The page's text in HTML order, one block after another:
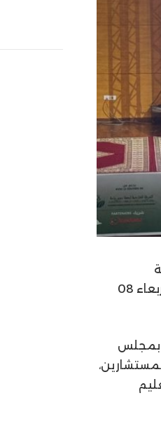
بمجلس الشيوخ الفرنسي، يوم الأربعاء 08
بمجلس